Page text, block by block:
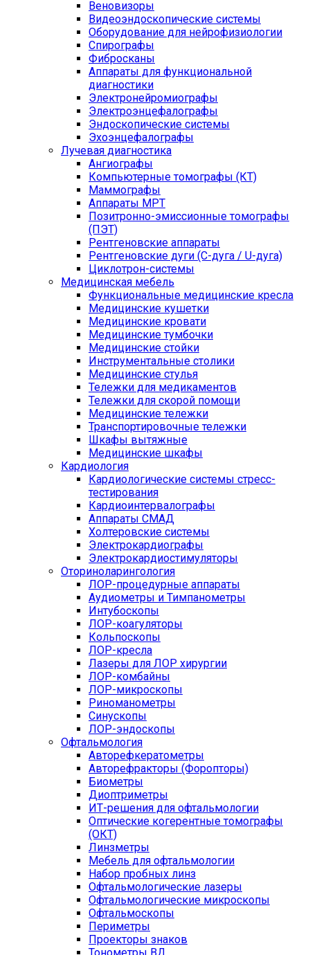
Веновизоры
Видеоэндоскопические системы
Оборудование для нейрофизиологии
Спирографы
Фибросканы
Аппараты для функциональной
диагностики
Электронейромиографы
Электроэнцефалографы
Эндоскопические системы
Эхоэнцефалографы
Лучевая диагностика
Ангиографы
Компьютерные томографы (КТ)
Маммографы
Аппараты МРТ
Позитронно-эмиссионные томографы
(ПЭТ)
Рентгеновские аппараты
Рентгеновские дуги (С-дуга / U-дуга)
Циклотрон-системы
Медицинская мебель
Функциональные медицинские кресла
Медицинские кушетки
Медицинские кровати
Медицинские тумбочки
Медицинские стойки
Инструментальные столики
Медицинские стулья
Тележки для медикаментов
Тележки для скорой помощи
Медицинские тележки
Транспортировочные тележки
Шкафы вытяжные
Медицинские шкафы
Кардиология
Кардиологические системы стресс-
тестирования
Кардиоинтервалографы
Аппараты СМАД
Холтеровские системы
Электрокардиографы
Электрокардиостимуляторы
Оториноларингология
ЛОР-процедурные аппараты
Аудиометры и Тимпанометры
Интубоскопы
ЛОР-коагуляторы
Кольпоскопы
ЛОР-кресла
Лазеры для ЛОР хирургии
ЛОР-комбайны
ЛОР-микроскопы
Риноманометры
Синускопы
ЛОР-эндоскопы
Офтальмология
Авторефкератометры
Авторефракторы (Форопторы)
Биометры
Диоптриметры
ИТ-решения для офтальмологии
Оптические когерентные томографы
(ОКТ)
Линзметры
Мебель для офтальмологии
Набор пробных линз
Офтальмологические лазеры
Офтальмологические микроскопы
Офтальмоскопы
Периметры
Проекторы знаков